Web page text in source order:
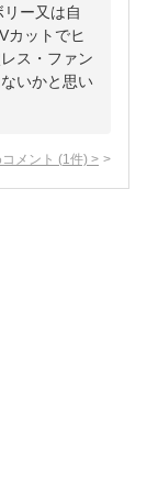
ー又は自
カットでヒ
ス・ファン
いかと思い
メント (1 件) >